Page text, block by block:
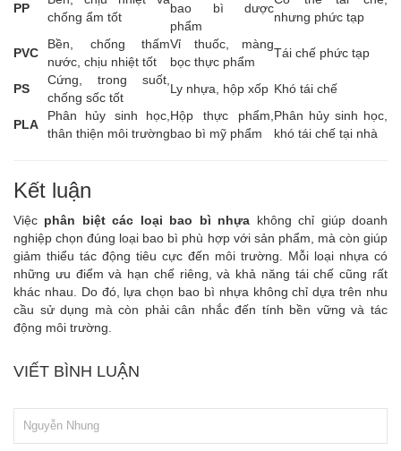
PP
chống ẩm tốt
bao bì dược
phẩm
nhưng phức tạp
PVC
Bền, chống thấm
nước, chịu nhiệt tốt
Vỉ thuốc, màng
bọc thực phẩm
Tái chế phức tạp
PS
Cứng, trong suốt,
chống sốc tốt
Ly nhựa, hộp xốp Khó tái chế
PLA
Phân hủy sinh học,
thân thiện môi trường
Hộp thực phẩm,
bao bì mỹ phẩm
Phân hủy sinh học,
khó tái chế tại nhà
Kết luận
Việc phân biệt các loại bao bì nhựa không chỉ giúp doanh
nghiệp chọn đúng loại bao bì phù hợp với sản phẩm, mà còn giúp
giảm thiểu tác động tiêu cực đến môi trường. Mỗi loại nhựa có
những ưu điểm và hạn chế riêng, và khả năng tái chế cũng rất
khác nhau. Do đó, lựa chọn bao bì nhựa không chỉ dựa trên nhu
cầu sử dụng mà còn phải cân nhắc đến tính bền vững và tác
động môi trường.
VIẾT BÌNH LUẬN